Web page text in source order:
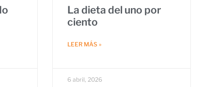
La dieta del uno por
ciento
LEER MÁS »
6 abril, 2026